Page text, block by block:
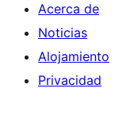
Acerca de
Noticias
Alojamiento
Privacidad